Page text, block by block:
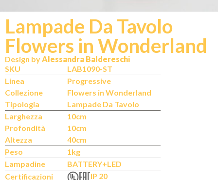
IT
Flowers in Wonderland
Design byAlessandra Baldereschi
Lampade Da Tavolo
SKU
LAB1090-ST
Linea
Progressive
Collezione
Flowers in Wonderland
Tipologia
Lampade Da Tavolo
Larghezza
10cm
Profondità
10cm
Altezza
40cm
Peso
1kg
Lampadine
BATTERY+LED
Certificazioni
IP 20